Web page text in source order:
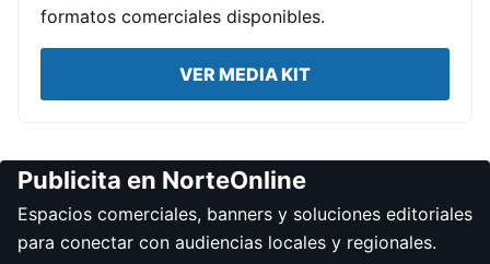
formatos comerciales disponibles.
VER MEDIA KIT
Publicita en NorteOnline
Espacios comerciales, banners y soluciones editoriales
para conectar con audiencias locales y regionales.